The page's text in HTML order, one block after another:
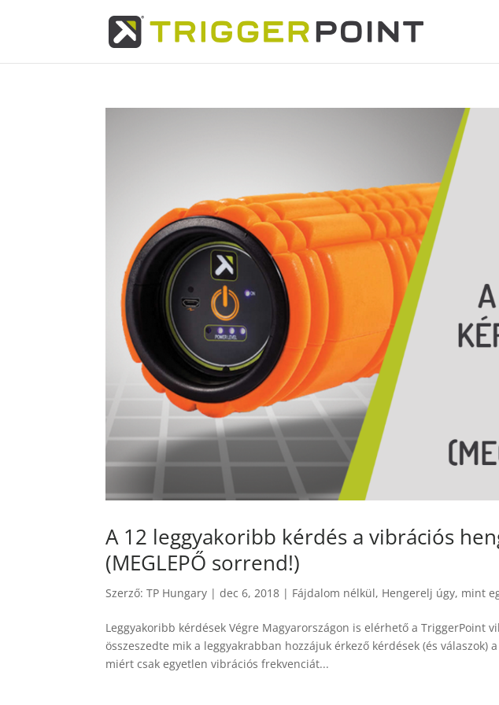
A 12 leggyakoribb kérdés a vibrációs
(MEGLEPŐ sorrend!)
Szerző:TP Hungary |dec 6, 2018 | Fájdalom nélkül, Hengerelj úgy, mint
Leggyakoribb kérdések Végre Magyarországon is elérhető a TriggerPoint
összeszedte mik a leggyakrabban hozzájuk érkező kérdések (és válaszok) a
miért csak egyetlen vibrációs frekvenciát...